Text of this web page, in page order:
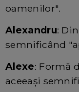
oamenilor".
Alexandru:
semnificând
Alexe: Formă
aceeași